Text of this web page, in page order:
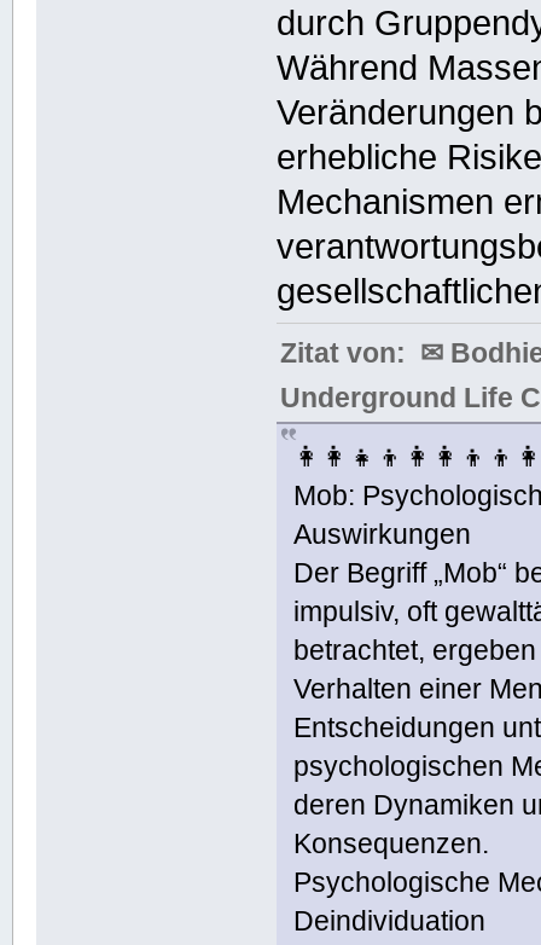
durch
Während
Veränderungen
erhebliche
Mechanismen
Zitat von: ✉
Underground Life
Mob:
Auswirkungen
Der Begriff „Mob“
impulsiv, oft
betrachtet,
Verhalten einer
Entscheidungen
psychologischen
deren Dynamiken
Konsequenzen.
Psychologische
Deindividuation